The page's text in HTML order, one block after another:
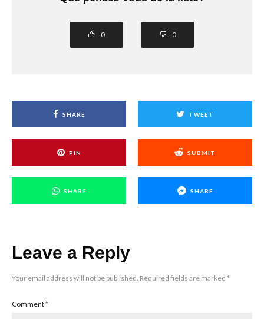
0 0
SHARE TWEET
PIN SUBMIT
SHARE SHARE
Leave a Reply
Your email address will not be published. Required fields are marked *
Comment*